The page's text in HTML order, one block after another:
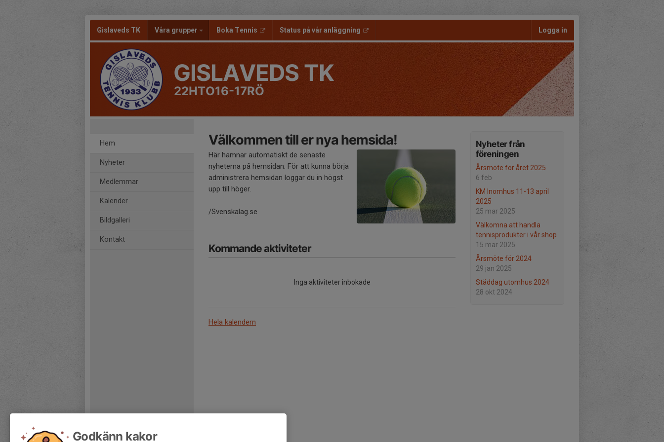
Gislaveds TK Våra grupper Boka Tennis Status på vår anläggning Logga in
GISLAVEDS TK
22HTO16-17RÖ
Hem
Nyheter
Medlemmar
Kalender
Bildgalleri
Kontakt
Nyheter från
föreningen
Årsmöte för året 2025
6 feb
KM Inomhus 11-13 april
2025
25 mar 2025
Välkomna att handla
tennisprodukter i vår shop
15 mar 2025
Årsmöte för 2024
29 jan 2025
Städdag utomhus 2024
28 okt 2024
Välkommen till er nya hemsida!
Här hamnar automatiskt de senaste
nyheterna på hemsidan. För att kunna börja
administrera hemsidan loggar du in högst
upp till höger.
/Svenskalag.se
Kommande aktiviteter
Inga aktiviteter inbokade
Hela kalendern
Godkänn kakor